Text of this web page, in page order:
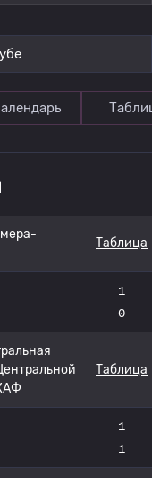
Таблица
1
0
Таблица
1
1